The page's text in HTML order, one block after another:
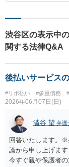
渋谷区の表示中
関する法律Q&A
後払いサービス
#リボ払い #多重債務
2026年06月07日(日)
澁谷 望 弁護
回答いたします。
論から申し上げま
今すぐ親や保護者